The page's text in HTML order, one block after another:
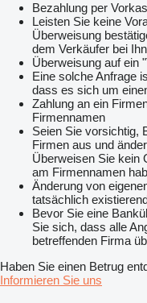
Bezahlung per
Leisten Sie keine
Überweisung
dem Verkäufer bei
Überweisung auf ein
Eine solche Anfrage
dass es sich um
Zahlung an ein
Firmennamen
Seien Sie vorsichtig,
Firmen aus und
Überweisen Sie kein
am Firmennamen
Änderung von
tatsächlich
Bevor Sie eine
Sie sich, dass alle
betreffenden Firma
Haben Sie einen Betrug
Informieren Sie uns